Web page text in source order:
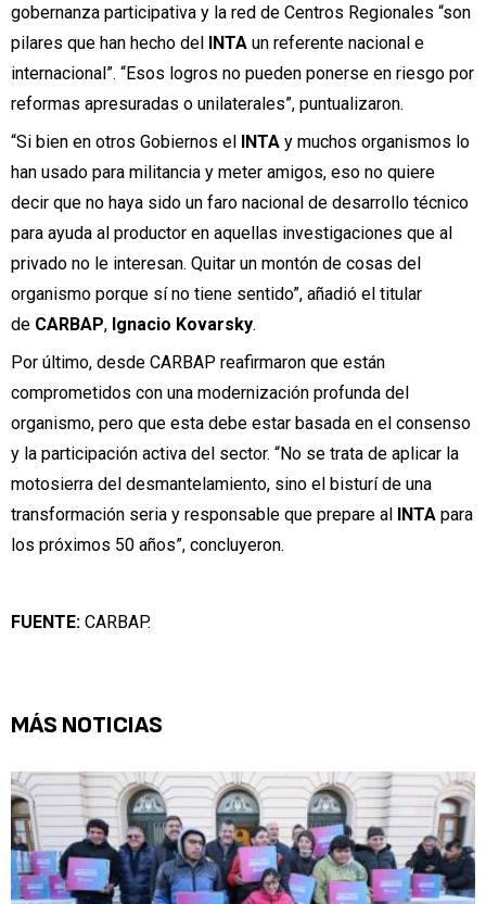
gobernanza participativa y la red de Centros Regionales “son
pilares que han hecho del INTA un referente nacional e
internacional”. “Esos logros no pueden ponerse en riesgo por
reformas apresuradas o unilaterales”, puntualizaron.
“Si bien en otros Gobiernos el
INTA y muchos organismos lo
han usado para militancia y meter amigos, eso no quiere
decir que no haya sido un faro nacional de desarrollo técnico
para ayuda al productor en aquellas investigaciones que al
privado no le interesan. Quitar un montón de cosas del
organismo porque sí no tiene sentido”, añadió el titular
de CARBAP, Ignacio Kovarsky.
Por último, desde CARBAP reafirmaron que están
comprometidos con una modernización profunda del
organismo, pero que esta debe estar basada en el consenso
y la participación activa del sector. “No se trata de aplicar la
motosierra del desmantelamiento, sino el bisturí de una
transformación seria y responsable que prepare al
INTA para
los próximos 50 años”, concluyeron.
FUENTE: CARBAP.
MÁS NOTICIAS